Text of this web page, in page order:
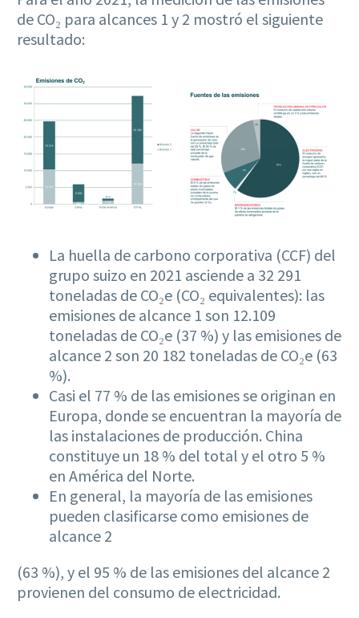
de CO₂ para alcances 1 y 2 mostró el siguiente
resultado:
La huella de carbono corporativa (CCF) del
grupo suizo en 2021 asciende a 32 291
toneladas de CO₂e (CO₂ equivalentes): las
emisiones de alcance 1 son 12.109
toneladas de CO₂e (37 %) y las emisiones de
alcance 2 son 20 182 toneladas de CO₂e (63
%).
Casi el 77 % de las emisiones se originan en
Europa, donde se encuentran la mayoría de
las instalaciones de producción. China
constituye un 18 % del total y el otro 5 %
en América del Norte.
En general, la mayoría de las emisiones
pueden clasificarse como emisiones de
alcance 2
(63 %), y el 95 % de las emisiones del alcance 2
provienen del consumo de electricidad.